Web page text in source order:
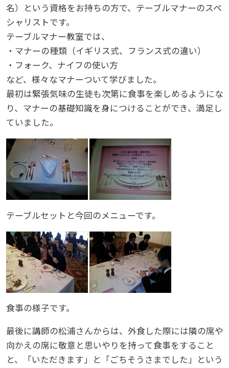
名）という資格をお持ちの方で、テーブルマナーのスペ
シャリストです。
テーブルマナー教室では、
・マナーの種類（イギリス式、フランス式の違い）
・フォーク、ナイフの使い方
など、様々なマナーついて学びました。
最初は緊張気味の生徒も次第に食事を楽しめるようにな
り、マナーの基礎知識を身につけることができ、満足し
ていました。
テーブルセットと今回のメニューです。
食事の様子です。
最後に講師の松浦さんからは、外食した際には隣の席や
向かえの席に敬意と思いやりを持って食事をすること
と、「いただきます」と「ごちそうさまでした」という